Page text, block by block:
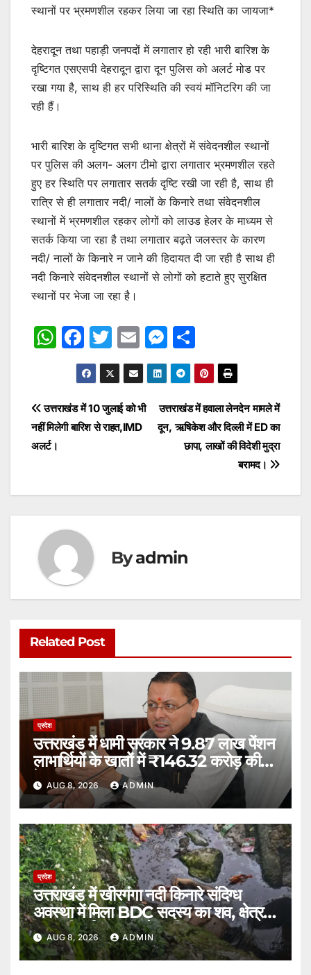
स्थानों पर भ्रमणशील रहकर लिया जा रहा स्थिति का जायजा*
देहरादून तथा पहाड़ी जनपदों में लगातार हो रही भारी बारिश के
दृष्टिगत एसएसपी देहरादून द्वारा दून पुलिस को अलर्ट मोड पर
रखा गया है, साथ ही हर परिस्थिति की स्वयं मॉनिटरिग की जा
रही हैं।
भारी बारिश के दृष्टिगत सभी थाना क्षेत्रों में संवेदनशील स्थानों
पर पुलिस की अलग- अलग टीमो द्वारा लगातार भ्रमणशील रहते
हुए हर स्थिति पर लगातार सतर्क दृष्टि रखी जा रही है, साथ ही
रात्रि से ही लगातार नदी/ नालों के किनारे तथा संवेदनशील
स्थानों में भ्रमणशील रहकर लोगों को लाउड हेलर के माध्यम से
सतर्क किया जा रहा है तथा लगातार बढ़ते जलस्तर के कारण
नदी/ नालों के किनारे न जाने की हिदायत दी जा रही है साथ ही
नदी किनारे संवेदनशील स्थानों से लोगों को हटाते हुए सुरक्षित
स्थानों पर भेजा जा रहा है।
W
s
A
p
F
a
c
e
b
k
T
w
itt
er
E
m
ai
l
M
e
s
s
e
er
h
ar
e
Post
navigation
उत्तराखंड में हवाला लेनदेन मामले में
दून, ऋषिकेश और दिल्ली में ED का
छापा, लाखों की विदेशी मुद्रा
बरामद।
उत्तराखंड में 10 जुलाई को भी
नहीं मिलेगी बारिश से राहत,IMD
अलर्ट।
Byadmin
Related Post
प्रदेश
उत्तराखंड में धामी सरकार ने 9.87 लाख पेंशन
लाभार्थियों के खातों में ₹146.32 करोड़ की
पेंशन किया भुगतान।
AUG 8, 2026 ADMIN
प्रदेश
उत्तराखंड में खीरगंगा नदी किनारे संदिग्ध
अवस्था में मिला BDC सदस्य का शव, क्षेत्र में
सनसनी; पुलिस जांच में जुटी।
AUG 8, 2026 ADMIN